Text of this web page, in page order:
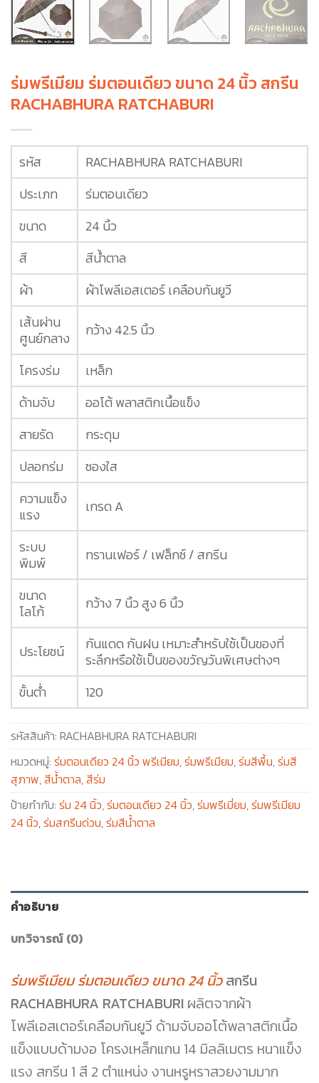
ร่มพรีเมียม ร่มตอนเดียว ขนาด 24 นิ้ว สกรีน
RACHABHURA RATCHABURI
รหัส
RACHABHURA RATCHABURI
ประเภท
ร่มตอนเดียว
ขนาด
24 นิ้ว
สี
สีน้ำตาล
ผ้า
ผ้าโพลีเอสเตอร์ เคลือบกันยูวี
เส้นผ่าน
ศูนย์กลาง
กว้าง 42.5 นิ้ว
โครงร่ม
เหล็ก
ด้ามจับ
ออโต้ พลาสติกเนื้อแข็ง
สายรัด
กระดุม
ปลอกร่ม
ซองใส
ความแข็ง
แรง
เกรด A
ระบบ
พิมพ์
ทรานเฟอร์ / เฟล็กซ์ / สกรีน
ขนาด
โลโก้
กว้าง 7 นิ้ว สูง 6 นิ้ว
ประโยชน์
กันแดด กันฝน เหมาะสำหรับใช้เป็นของที่
ระลึกหรือใช้เป็นของขวัญวันพิเศษต่างๆ
ขั้นต่ำ
120
รหัสสินค้า: RACHABHURA RATCHABURI
หมวดหมู่: ร่มตอนเดียว 24 นิ้ว พรีเมียม,ร่มพรีเมียม,ร่มสีพื้น,ร่มสี
สุภาพ,สีน้ำตาล,สีร่ม
ป้ายกำกับ: ร่ม 24 นิ้ว,ร่มตอนเดียว 24 นิ้ว,ร่มพรีเมี่ยม,ร่มพรีเมียม
24 นิ้ว,ร่มสกรีนด่วน,ร่มสีน้ำตาล
คำอธิบาย
บทวิจารณ์ (0)
ร่มพรีเมียม ร่มตอนเดียว ขนาด 24 นิ้วสกรีน
RACHABHURA RATCHABURI ผลิตจากผ้า
โพลีเอสเตอร์เคลือบกันยูวี ด้ามจับออโต้พลาสติกเนื้อ
แข็งแบบด้ามงอ โครงเหล็กแกน 14 มิลลิเมตร หนาแข็ง
แรง สกรีน 1 สี 2 ตำแหน่ง งานหรูหราสวยงามมาก